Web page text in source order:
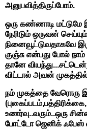
அனுபவித்திருப்போம்.
ஒரு கண்ணாடி மட்டுமே
நேரிடும் ஒருவன்
நினைவூட்டுவதாகவே
குஞ்சு என்பது போல்
தானே
விட்டால் அவன் முகத்தில்
நம் முகத்தை வேரொரு
உணர்வு..வரும்..ஒரு
போட்டோ ஜெனிக் ஃபேஸ்